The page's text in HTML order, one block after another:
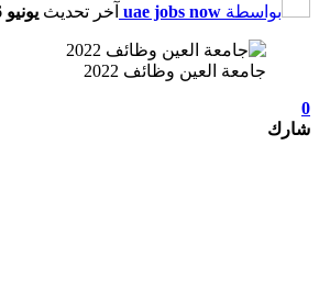
بواسطة uae jobs now آخر تحديث يونيو 16, 2022
جامعة العين وظائف 2022
0
شارك